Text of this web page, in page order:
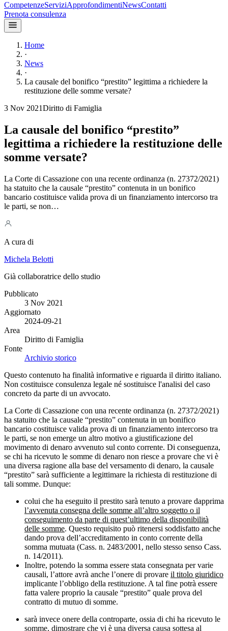
CompetenzeServiziApprofondimentiNewsContatti
Prenota consulenza
Home
·
News
·
La causale del bonifico “prestito” legittima a richiedere la
restituzione delle somme versate?
3 Nov 2021Diritto di Famiglia
La causale del bonifico “prestito”
legittima a richiedere la restituzione delle
somme versate?
La Corte di Cassazione con una recente ordinanza (n. 27372/2021)
ha statuito che la causale “prestito” contenuta in un bonifico
bancario costituisce valida prova di un finanziamento intercorso tra
le parti, se non…
A cura di
Michela Belotti
Già collaboratrice dello studio
Pubblicato
3 Nov 2021
Aggiornato
2024-09-21
Area
Diritto di Famiglia
Fonte
Archivio storico
Questo contenuto ha finalità informative e riguarda il diritto italiano.
Non costituisce consulenza legale né sostituisce l'analisi del caso
concreto da parte di un avvocato.
La Corte di Cassazione con una recente ordinanza (n. 27372/2021)
ha statuito che la causale “prestito” contenuta in un bonifico
bancario costituisce valida prova di un finanziamento intercorso tra
le parti, se non emerge un altro motivo a giustificazione del
movimento di denaro avvenuto sul conto corrente. Di conseguenza,
se chi ha ricevuto le somme di denaro non riesce a provare che vi è
una diversa ragione alla base del versamento di denaro, la causale
“prestito” sarà sufficiente a legittimare la richiesta di restituzione di
tali somme. Dunque:
colui che ha eseguito il prestito sarà tenuto a provare dapprima
l’avvenuta consegna delle somme all’altro soggetto o il
conseguimento da parte di quest’ultimo della disponibilità
delle somme. Questo requisito può ritenersi soddisfatto anche
dando prova dell’accreditamento in conto corrente della
somma mutuata (Cass. n. 2483/2001, nello stesso senso Cass.
n. 14/2011).
Inoltre, potendo la somma essere stata consegnata per varie
causali, l’attore avrà anche l’onere di provare il titolo giuridico
implicante l’obbligo della restituzione. A tal fine potrà essere
fatta valere proprio la causale “prestito” quale prova del
contratto di mutuo di somme.
sarà invece onere della controparte, ossia di chi ha ricevuto le
somme, dimostrare che vi è una diversa causa sottesa al